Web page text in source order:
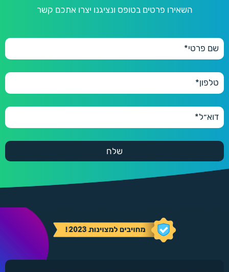
השאירו פרטים בטופס ונציגנו יצרו אתכם קשר